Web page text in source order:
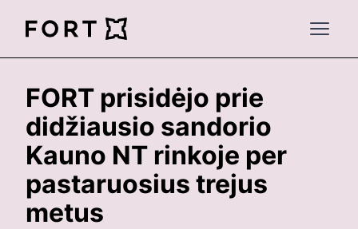
FortLegal
Open
FORT prisidėjo prie
didžiausio sandorio
Kauno NT rinkoje per
pastaruosius trejus
metus